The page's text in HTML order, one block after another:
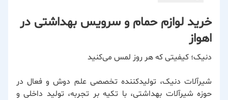
خرید لوازم حمام و سرویس بهداشتی در
اهواز
دنیک؛ کیفیتی که هر روز لمس می‌کنید
شیرآلات دنیک، تولیدکننده تخصصی علم دوش و فعال در
حوزه شیرآلات بهداشتی، با تکیه بر تجربه، تولید داخلی و